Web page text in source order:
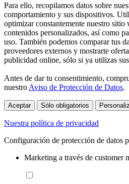
Para ello, recopilamos datos sobre
comportamiento y sus dispositivos.
optimizar constantemente nuestro
contenidos personalizados, así como
uso. También podemos comparar tus
proveedores externos y mostrarte
publicidad online, sólo si ya utilizas
Antes de dar tu consentimiento,
nuestro Aviso de Protección de Datos.
Aceptar Sólo obligatorios
Nuestra política de privacidad
Configuración de protección de datos
Marketing a través de customer